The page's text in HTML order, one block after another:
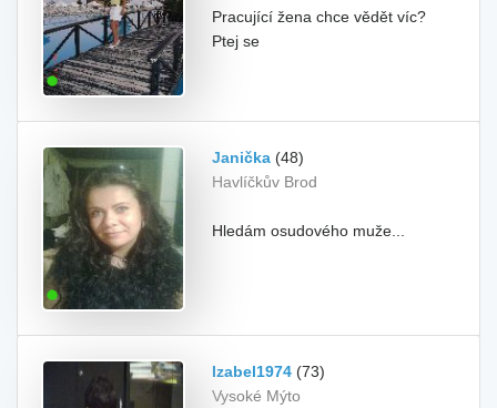
Pracující žena chce vědět víc?
Ptej se
Janička (48)
Havlíčkův Brod
Hledám osudového muže...
Izabel1974 (73)
Vysoké Mýto